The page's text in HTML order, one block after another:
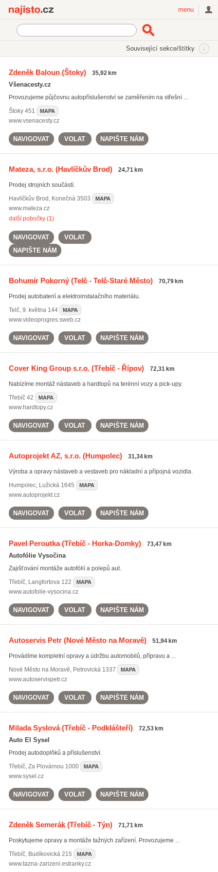
menu
Související sekce/štítky
příslušenství pro auta
příslušenství pro auta
servis automobilů
tónování autoskel(181)
Zdeněk Baloun(Štoky) 35,92 km
Všenacesty.cz
Provozujeme půjčovnu autopříslušenství se zaměřením na střešní ...
Štoky451 MAPA
www.vsenacesty.cz
NAVIGOVAT VOLAT NAPIŠTE NÁM
Mateza, s.r.o.(Havlíčkův Brod) 24,71 km
Prodej strojních součástí.
Havlíčkův Brod , Konečná 3503 MAPA
www.mateza.cz
další pobočky (1)
NAVIGOVAT
VOLAT
NAPIŠTE NÁM
Bohumír Pokorný(Telč - Telč-Staré Město) 70,79 km
Prodej autobaterií a elektroinstalačního materiálu.
Telč, 9. května 144 MAPA
www.videoprogres.sweb.cz
NAVIGOVAT VOLAT NAPIŠTE NÁM
Cover King Group s.r.o.(Třebíč - Řípov) 72,31 km
Nabízíme montáž nástaveb a hardtopů na terénní vozy a pick-upy.
Třebíč42 MAPA
www.hardtopy.cz
NAVIGOVAT VOLAT NAPIŠTE NÁM
Autoprojekt AZ, s.r.o.(Humpolec) 31,34 km
Výroba a opravy nástaveb a vestaveb pro nákladní a přípojná vozidla.
Humpolec, Lužická 1645 MAPA
www.autoprojekt.cz
NAVIGOVAT VOLAT NAPIŠTE NÁM
Pavel Peroutka(Třebíč - Horka-Domky) 73,47 km
Autofólie Vysočina
Zajišťování montáže autofólií a polepů aut.
Třebíč, Langfortova 122 MAPA
www.autofolie-vysocina.cz
NAVIGOVAT VOLAT NAPIŠTE NÁM
Autoservis Petr(Nové Město na Moravě) 51,94 km
Provádíme kompletní opravy a údržbu automobilů, přípravu a ...
Nové Město na Moravě, Petrovická 1337 MAPA
www.autoservispetr.cz
NAVIGOVAT VOLAT NAPIŠTE NÁM
Milada Syslová(Třebíč - Podklášteří) 72,53 km
Auto El Sysel
Prodej autodoplňků a příslušenství.
Třebíč, Za Plovárnou 1000 MAPA
www.sysel.cz
NAVIGOVAT VOLAT NAPIŠTE NÁM
Zdeněk Semerák(Třebíč - Týn) 71,71 km
Poskytujeme opravy a montáže tažných zařízení. Provozujeme ...
Třebíč, Budíkovická 215 MAPA
www.tazna-zarizeni.estranky.cz